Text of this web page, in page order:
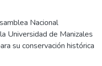
Nacional
Universidad de Manizales
su conservación histórica